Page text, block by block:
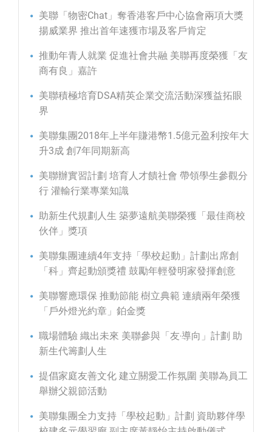
美聯「物密Chat」奪香港客戶中心協會兩項大獎
揚威業界 推出首年速獲市場及客戶肯定
推動年青人就業 促進社會共融 美聯再度榮獲「友
商有良」嘉許
美聯積極培育DSA精英企業交流活動深獲益拓眼
界
美聯集團2018年上半年賺港幣1.5億元盈利按年大
升3成 創7年同期新高
美聯辦實習計劃 培育人才饋社會 帶領學生參觀分
行 灌輸行業專業知識
助新生代規劃人生 築夢遠航美聯榮獲「最佳商校
伙伴」獎項
美聯集團連續4年支持「學校起動」計劃出席創
「科」齊起動頒獎禮 鼓勵年輕發明家發揮創意
美聯響應環保 推動節能 樹立典範 連續兩年榮獲
「戶外燈光約章」鉑金獎
職場體驗 織出未來 美聯參與「友‧導向」計劃 助
新生代籌劃人生
提倡家庭友善文化 建立關愛工作氛圍 美聯為員工
舉辦父親節活動
美聯集團全力支持「學校起動」計劃 資助夥伴學